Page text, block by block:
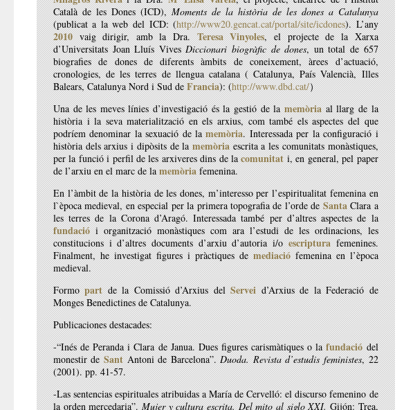
Català de les Dones (ICD),Moments de la història de les dones a Catalunya
(publicat a la web del ICD: (http://www20.gencat.cat/portal/site/icdones). L’any
2010vaig dirigir, amb la Dra.Teresa Vinyoles, el projecte de la Xarxa
d’Universitats Joan Lluís VivesDiccionari biogràfic de dones, un total de 657
biografies de dones de diferents àmbits de coneixement, àrees d’actuació,
cronologies, de les terres de llengua catalana ( Catalunya, País Valencià, Illes
Balears, Catalunya Nord i Sud deFrancia): (http://www.dbd.cat/）
Una de les meves línies d’investigació és la gestió de lamemòriaal llarg de la
història i la seva materialització en els arxius, com també els aspectes del que
podríem denominar la sexuació de lamemòria. Interessada per la configuració i
història dels arxius i dipòsits de lamemòriaescrita a les comunitats monàstiques,
per la funció i perfil de les arxiveres dins de lacomunitati, en general, pel paper
de l’arxiu en el marc de lamemòriafemenina.
En l’àmbit de la història de les dones, m’interesso per l’espiritualitat femenina en
l`època medieval, en especial per la primera topografia de l’orde deSantaClara a
les terres de la Corona d’Aragó. Interessada també per d’altres aspectes de la
fundaciói organització monàstiques com ara l’estudi de les ordinacions, les
constitucions i d’altres documents d’arxiu d’autoria i/oescripturafemenines.
Finalment, he investigat figures i pràctiques demediaciófemenina en l’època
medieval.
Formopartde la Comissió d’Arxius delServeid’Arxius de la Federació de
Monges Benedictines de Catalunya.
Publicaciones destacades:
-“Inés de Peranda i Clara de Janua. Dues figures carismàtiques o lafundaciódel
monestir deSantAntoni de Barcelona”.Duoda. Revista d’estudis feministes, 22
(2001). pp. 41-57.
-Las sentencias espirituales atribuidas a María de Cervelló: el discurso femenino de
la orden mercedaria”.Mujer y cultura escrita. Del mito al siglo XXI.Gijón: Trea,